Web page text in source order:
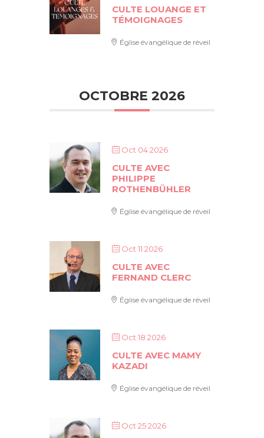
CULTE LOUANGE ET
TÉMOIGNAGES
Église évangélique de réveil
OCTOBRE 2026
Oct 04 2026
CULTE AVEC
PHILIPPE
ROTHENBÜHLER
Église évangélique de réveil
Oct 11 2026
CULTE AVEC
FERNAND CLERC
Église évangélique de réveil
Oct 18 2026
CULTE AVEC MAMY
KAZADI
Église évangélique de réveil
Oct 25 2026